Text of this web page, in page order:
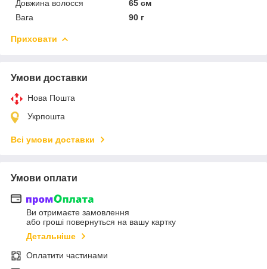
Довжина волосся
65 см
Вага
90 г
Приховати
Умови доставки
Нова Пошта
Укрпошта
Всі умови доставки
Умови оплати
Ви отримаєте замовлення
або гроші повернуться на вашу картку
Детальніше
Оплатити частинами